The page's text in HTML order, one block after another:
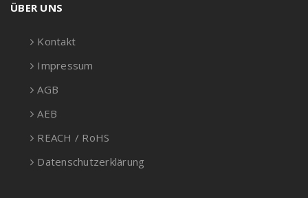
ÜBER UNS
Kontakt
Impressum
AGB
AEB
REACH / RoHS
Datenschutzerklärung